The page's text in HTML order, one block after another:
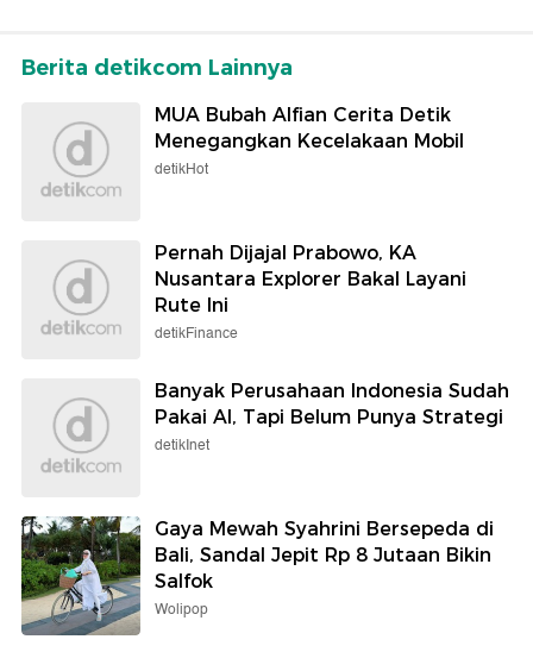
Berita detikcom Lainnya
MUA Bubah Alfian Cerita Detik
Menegangkan Kecelakaan Mobil
detikHot
Pernah Dijajal Prabowo, KA
Nusantara Explorer Bakal Layani
Rute Ini
detikFinance
Banyak Perusahaan Indonesia Sudah
Pakai AI, Tapi Belum Punya Strategi
detikInet
Gaya Mewah Syahrini Bersepeda di
Bali, Sandal Jepit Rp 8 Jutaan Bikin
Salfok
Wolipop